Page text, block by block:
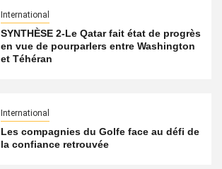
International
SYNTHÈSE 2-Le Qatar fait état de progrès
en vue de pourparlers entre Washington
et Téhéran
International
Les compagnies du Golfe face au défi de
la confiance retrouvée